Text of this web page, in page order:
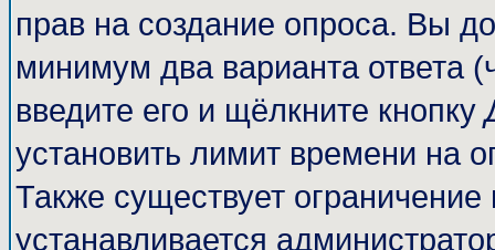
прав на создание опроса. Вы
минимум два варианта ответа
введите его и щёлкните кнопку
установить лимит времени на
Также существует ограничение
устанавливается